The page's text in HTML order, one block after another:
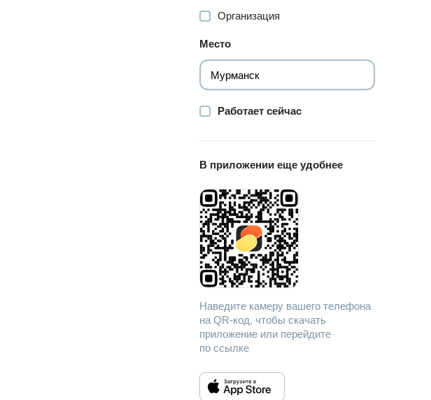
Организация
Место
Работает сейчас
В приложении еще удобнее
Наведите камеру вашего телефона
на QR-код, чтобы скачать
приложение или перейдите
по ссылке